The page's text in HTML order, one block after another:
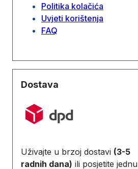
Politika kolačića
Uvjeti korištenja
FAQ
Dostava
Uživajte u brzoj dostavi (3-5
radnih dana) ili posjetite jednu